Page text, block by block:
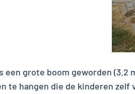
een grote boom geworden (3.2
te hangen die de kinderen zelf